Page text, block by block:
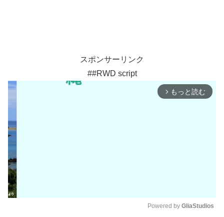
スポンサーリンク
##RWD script
arrow_forward_ios もっと読む
Powered by GliaStudios